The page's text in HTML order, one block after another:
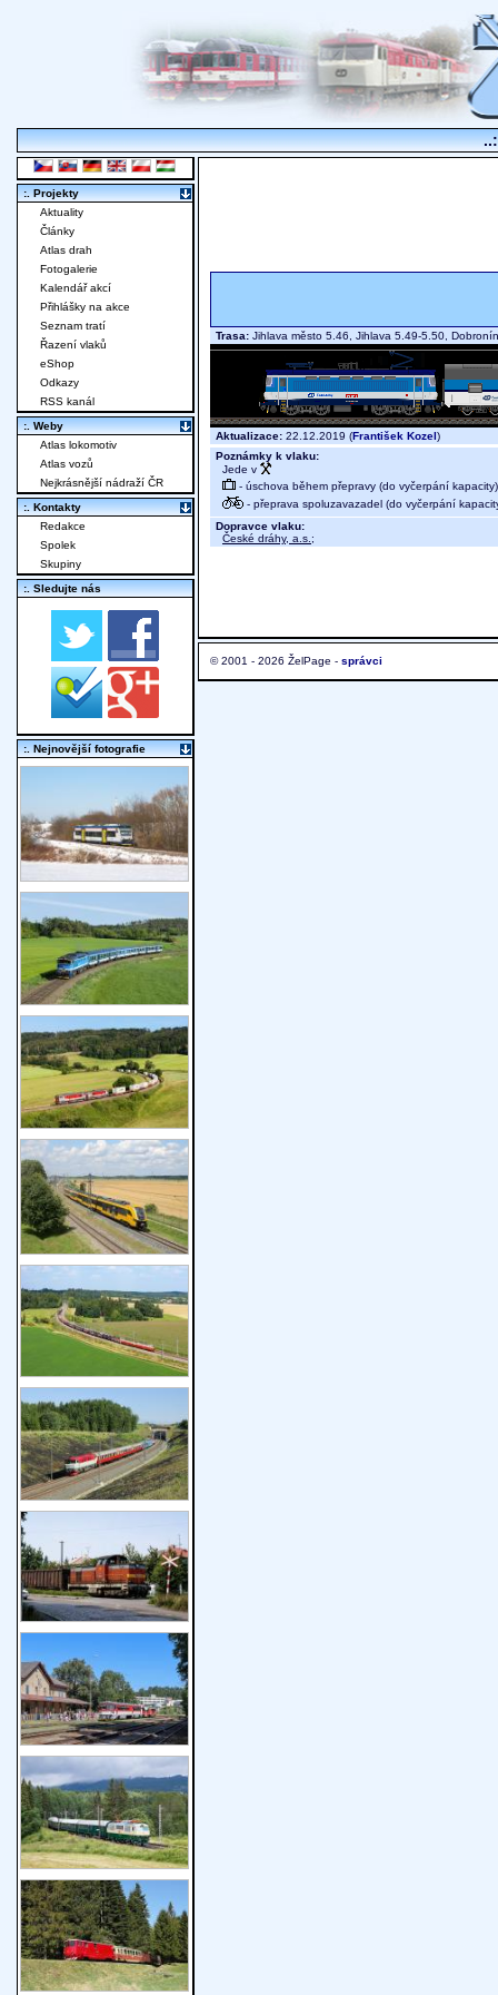
Trasa: Jihlava město 5.46, Jihlava 5.49-5.50,
Aktualizace: 22.12.2019 (František Kozel)
Poznámky k vlaku:
Jede v
- úschova během přepravy (do vyčerpání kapacity)
- přeprava spoluzavazadel (do vyčerpání
Dopravce vlaku:
České dráhy, a.s. ;
© 2001 - 2026 ŽelPage - správci
:. Projekty
Aktuality
Články
Atlas drah
Fotogalerie
Kalendář akcí
Přihlášky na akce
Seznam tratí
Řazení vlaků
eShop
Odkazy
RSS kanál
:. Weby
Atlas lokomotiv
Atlas vozů
Nejkrásnější nádraží ČR
:. Kontakty
Redakce
Spolek
Skupiny
:. Sledujte nás
:. Nejnovější fotografie